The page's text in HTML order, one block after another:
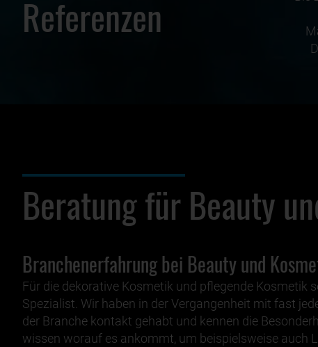
Referenzen
Beratung für Beauty
Branchenerfahrung bei Beauty und
Für die dekorative Kosmetik und pflegende Kosmetik
Spezialist. Wir haben in der Vergangenheit mit fast
der Branche kontakt gehabt und kennen die
wissen worauf es ankommt, um beispielsweise auch